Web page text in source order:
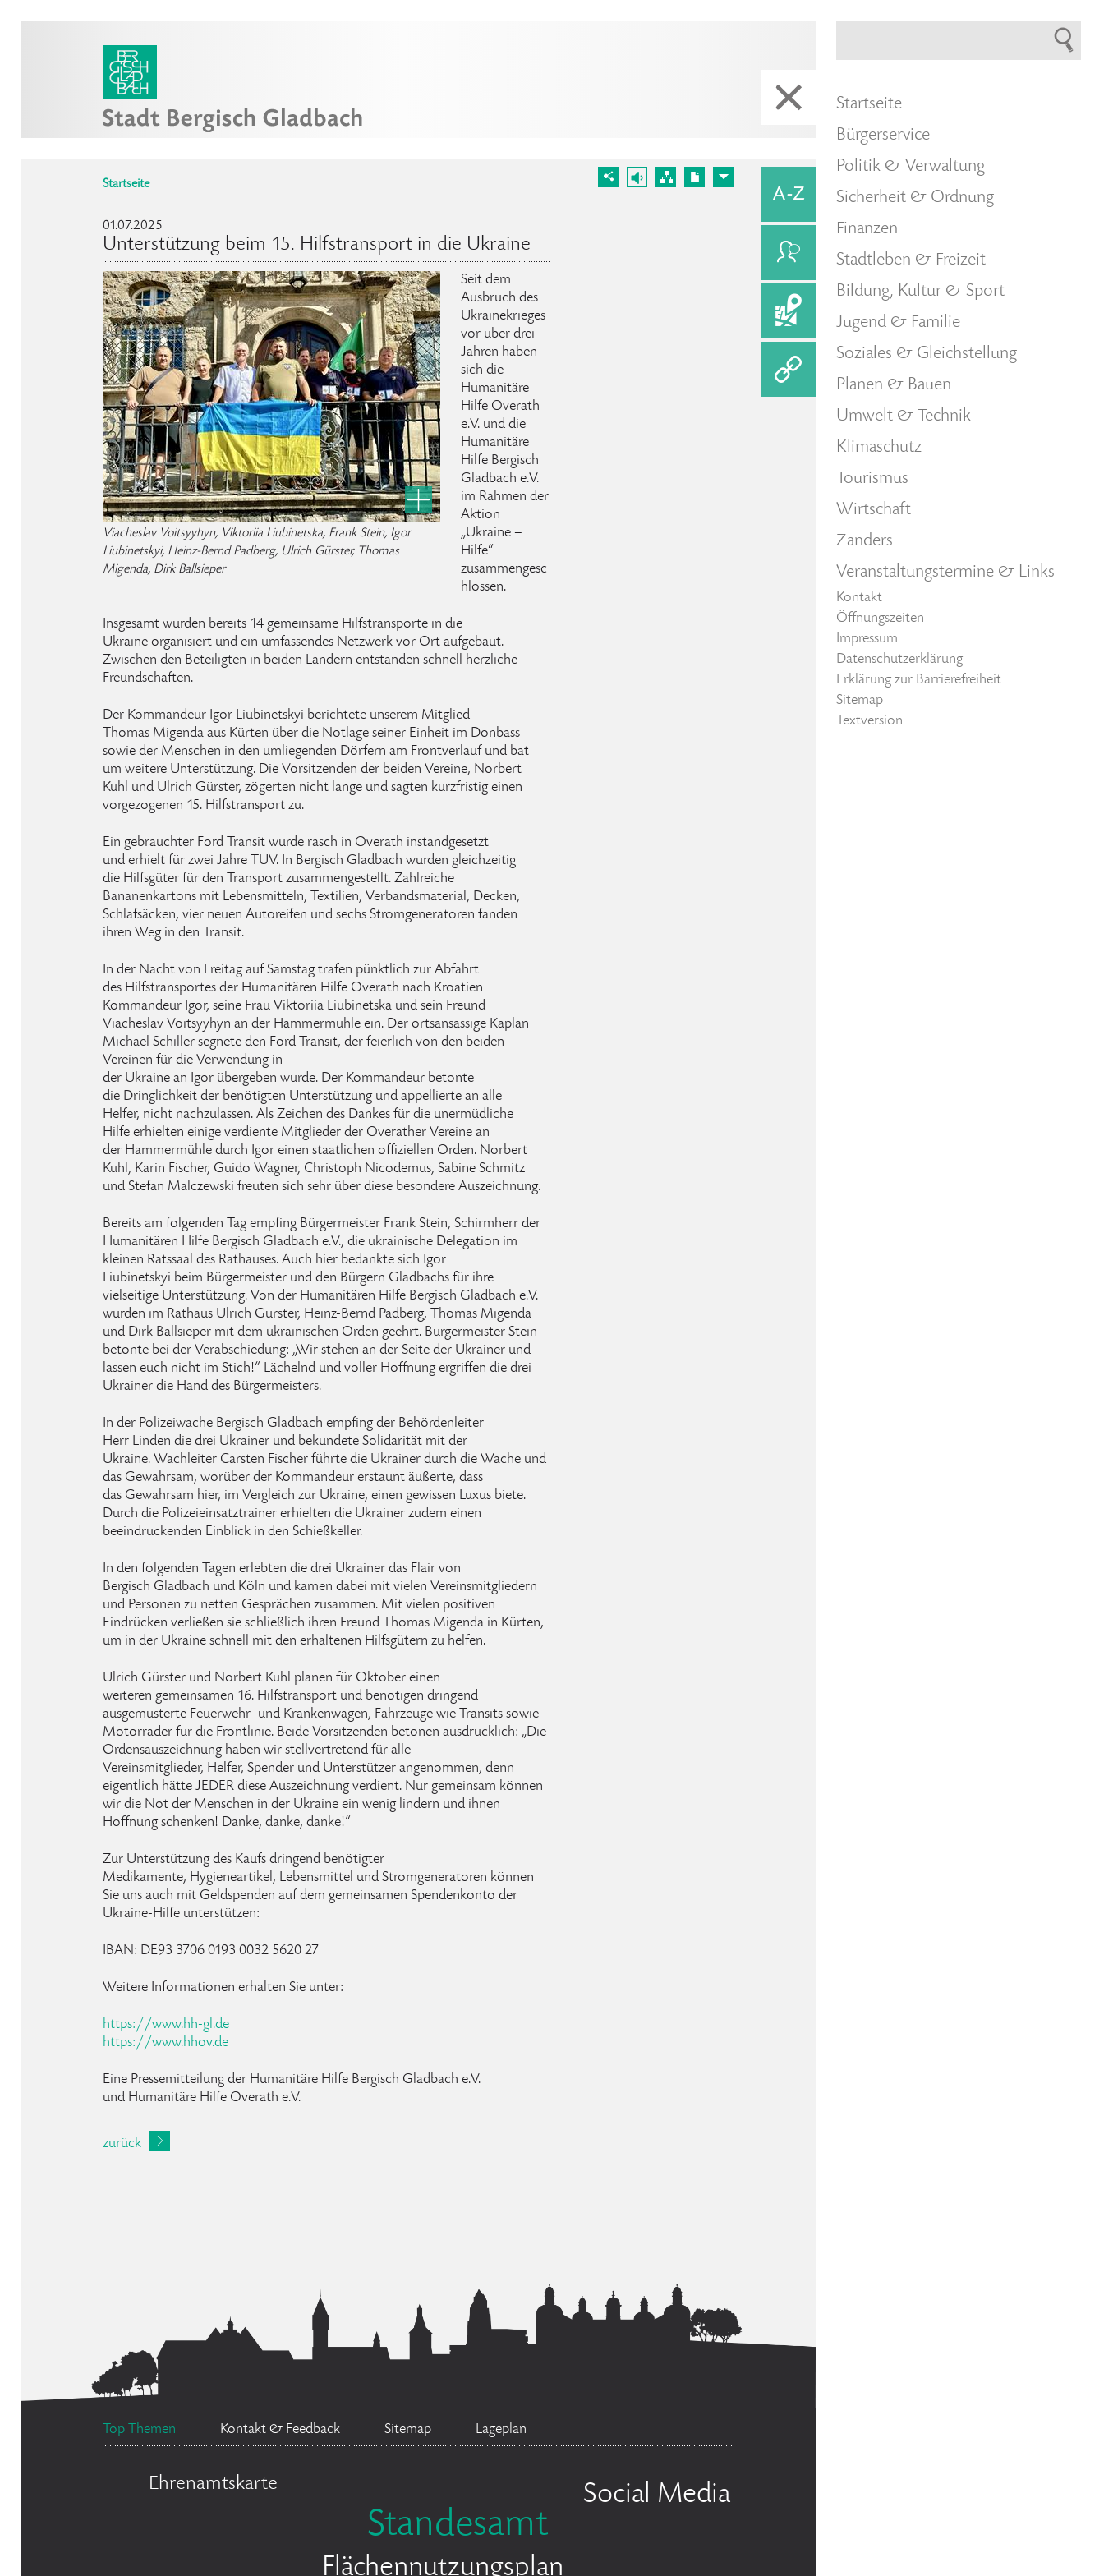
Startseite
01.07.2025
Unterstützung beim 15. Hilfstransport in die Ukraine
Viacheslav Voitsyyhyn, Viktoriia Liubinetska, Frank Stein, Igor
Liubinetskyi, Heinz-Bernd Padberg, Ulrich Gürster, Thomas
Migenda, Dirk Ballsieper
Seit dem
Ausbruch des
Ukrainekrieges
vor über drei
Jahren haben
sich die
Humanitäre
Hilfe Overath
e.V. und die
Humanitäre
Hilfe Bergisch
Gladbach e.V.
im Rahmen der
Aktion
„Ukraine –
Hilfe“
zusammengesc
hlossen.
Insgesamt wurden bereits 14 gemeinsame Hilfstransporte in die
Ukraine organisiert und ein umfassendes Netzwerk vor Ort aufgebaut.
Zwischen den Beteiligten in beiden Ländern entstanden schnell herzliche
Freundschaften.
Der Kommandeur Igor Liubinetskyi berichtete unserem Mitglied
Thomas Migenda aus Kürten über die Notlage seiner Einheit im Donbass
sowie der Menschen in den umliegenden Dörfern am Frontverlauf und bat
um weitere Unterstützung. Die Vorsitzenden der beiden Vereine, Norbert
Kuhl und Ulrich Gürster, zögerten nicht lange und sagten kurzfristig einen
vorgezogenen 15. Hilfstransport zu.
Ein gebrauchter Ford Transit wurde rasch in Overath instandgesetzt
und erhielt für zwei Jahre TÜV. In Bergisch Gladbach wurden gleichzeitig
die Hilfsgüter für den Transport zusammengestellt. Zahlreiche
Bananenkartons mit Lebensmitteln, Textilien, Verbandsmaterial, Decken,
Schlafsäcken, vier neuen Autoreifen und sechs Stromgeneratoren fanden
ihren Weg in den Transit.
In der Nacht von Freitag auf Samstag trafen pünktlich zur Abfahrt
des Hilfstransportes der Humanitären Hilfe Overath nach Kroatien
Kommandeur Igor, seine Frau Viktoriia Liubinetska und sein Freund
Viacheslav Voitsyyhyn an der Hammermühle ein. Der ortsansässige Kaplan
Michael Schiller segnete den Ford Transit, der feierlich von den beiden
Vereinen für die Verwendung in
der Ukraine an Igor übergeben wurde. Der Kommandeur betonte
die Dringlichkeit der benötigten Unterstützung und appellierte an alle
Helfer, nicht nachzulassen. Als Zeichen des Dankes für die unermüdliche
Hilfe erhielten einige verdiente Mitglieder der Overather Vereine an
der Hammermühle durch Igor einen staatlichen offiziellen Orden. Norbert
Kuhl, Karin Fischer, Guido Wagner, Christoph Nicodemus, Sabine Schmitz
und Stefan Malczewski freuten sich sehr über diese besondere Auszeichnung.
Bereits am folgenden Tag empfing Bürgermeister Frank Stein, Schirmherr der
Humanitären Hilfe Bergisch Gladbach e.V., die ukrainische Delegation im
kleinen Ratssaal des Rathauses. Auch hier bedankte sich Igor
Liubinetskyi beim Bürgermeister und den Bürgern Gladbachs für ihre
vielseitige Unterstützung. Von der Humanitären Hilfe Bergisch Gladbach e.V.
wurden im Rathaus Ulrich Gürster, Heinz-Bernd Padberg, Thomas Migenda
und Dirk Ballsieper mit dem ukrainischen Orden geehrt. Bürgermeister Stein
betonte bei der Verabschiedung: „Wir stehen an der Seite der Ukrainer und
lassen euch nicht im Stich!“ Lächelnd und voller Hoffnung ergriffen die drei
Ukrainer die Hand des Bürgermeisters.
In der Polizeiwache Bergisch Gladbach empfing der Behördenleiter
Herr Linden die drei Ukrainer und bekundete Solidarität mit der
Ukraine. Wachleiter Carsten Fischer führte die Ukrainer durch die Wache und
das Gewahrsam, worüber der Kommandeur erstaunt äußerte, dass
das Gewahrsam hier, im Vergleich zur Ukraine, einen gewissen Luxus biete.
Durch die Polizeieinsatztrainer erhielten die Ukrainer zudem einen
beeindruckenden Einblick in den Schießkeller.
In den folgenden Tagen erlebten die drei Ukrainer das Flair von
Bergisch Gladbach und Köln und kamen dabei mit vielen Vereinsmitgliedern
und Personen zu netten Gesprächen zusammen. Mit vielen positiven
Eindrücken verließen sie schließlich ihren Freund Thomas Migenda in Kürten,
um in der Ukraine schnell mit den erhaltenen Hilfsgütern zu helfen.
Ulrich Gürster und Norbert Kuhl planen für Oktober einen
weiteren gemeinsamen 16. Hilfstransport und benötigen dringend
ausgemusterte Feuerwehr- und Krankenwagen, Fahrzeuge wie Transits sowie
Motorräder für die Frontlinie. Beide Vorsitzenden betonen ausdrücklich: „Die
Ordensauszeichnung haben wir stellvertretend für alle
Vereinsmitglieder, Helfer, Spender und Unterstützer angenommen, denn
eigentlich hätte JEDER diese Auszeichnung verdient. Nur gemeinsam können
wir die Not der Menschen in der Ukraine ein wenig lindern und ihnen
Hoffnung schenken! Danke, danke, danke!“
Zur Unterstützung des Kaufs dringend benötigter
Medikamente, Hygieneartikel, Lebensmittel und Stromgeneratoren können
Sie uns auch mit Geldspenden auf dem gemeinsamen Spendenkonto der
Ukraine-Hilfe unterstützen:
IBAN: DE93 3706 0193 0032 5620 27
Weitere Informationen erhalten Sie unter:
https://www.hh-gl.de
https://www.hhov.de
Eine Pressemitteilung der Humanitäre Hilfe Bergisch Gladbach e.V.
und Humanitäre Hilfe Overath e.V.
zurück
Top Themen Kontakt & Feedback Sitemap Lageplan
Ehrenamtskarte
Standesamt
Social Media
Flächennutzungsplan
Startseite
Bürgerservice
Politik & Verwaltung
Sicherheit & Ordnung
Finanzen
Stadtleben & Freizeit
Bildung, Kultur & Sport
Jugend & Familie
Soziales & Gleichstellung
Planen & Bauen
Umwelt & Technik
Klimaschutz
Tourismus
Wirtschaft
Zanders
Veranstaltungstermine & Links
Kontakt
Öffnungszeiten
Impressum
Datenschutzerklärung
Erklärung zur Barrierefreiheit
Sitemap
Textversion